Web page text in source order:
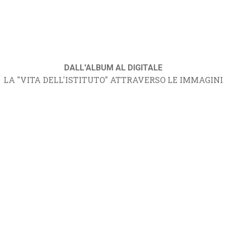
DALL'ALBUM AL DIGITALE
LA "VITA DELL'ISTITUTO" ATTRAVERSO LE IMMAGINI